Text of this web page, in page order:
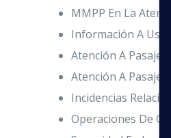
MMPP En La
Información A
Atención A
Atención A
Incidencias
Operaciones De